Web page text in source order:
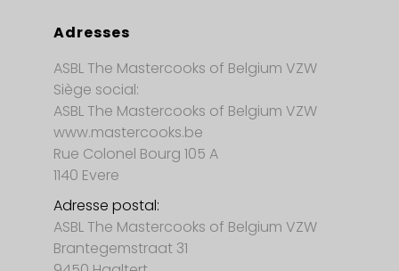
Adresses
ASBL The Mastercooks of Belgium VZW
Siège social:
ASBL The Mastercooks of Belgium VZW
www.mastercooks.be
Rue Colonel Bourg 105 A
1140 Evere
Adresse postal:
ASBL The Mastercooks of Belgium VZW
Brantegemstraat 31